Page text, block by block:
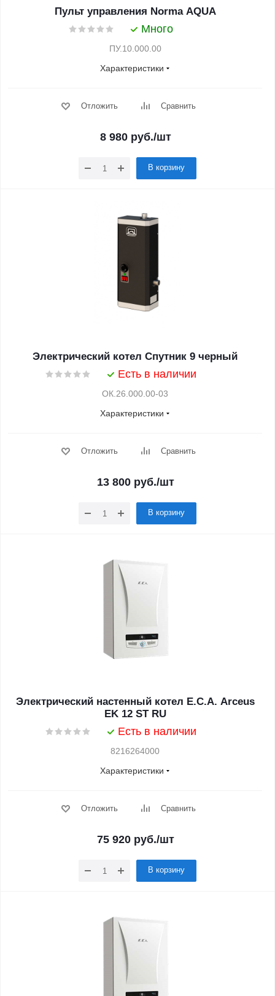
Пульт управления Norma AQUA
Много
ПУ.10.000.00
Характеристики
Отложить Сравнить
8 980руб./шт
В корзину
Электрический котел Спутник 9 черный
Есть в наличии
ОК.26.000.00-03
Характеристики
Отложить Сравнить
13 800руб./шт
В корзину
Электрический настенный котел E.C.A. Arceus
EK 12 ST RU
Есть в наличии
8216264000
Характеристики
Отложить Сравнить
75 920руб./шт
В корзину